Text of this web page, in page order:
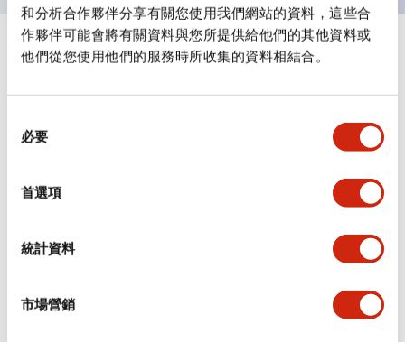
和分析合作夥伴分享有關您使用我們網站的資料，這些合
作夥伴可能會將有關資料與您所提供給他們的其他資料或
他們從您使用他們的服務時所收集的資料相結合。
必要
首選項
統計資料
市場營銷
規格
審美規範
環境規範
功能規格
機械規格